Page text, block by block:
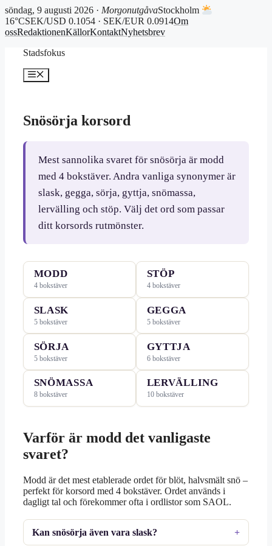
söndag, 9 augusti 2026 · MorgonutgåvaStockholm
16°CSEK/USD 0.1054 · SEK/EUR 0.0914Om
ossRedaktionenKällorKontaktNyhetsbrev
Stadsfokus
Meny
Snösörja korsord
Mest sannolika svaret för snösörja är modd
med 4 bokstäver. Andra vanliga synonymer är
slask, gegga, sörja, gyttja, snömassa,
lervälling och stöp. Välj det ord som passar
ditt korsords rutmönster.
MODD
4 bokstäver
STÖP
4 bokstäver
SLASK
5 bokstäver
GEGGA
5 bokstäver
SÖRJA
5 bokstäver
GYTTJA
6 bokstäver
SNÖMASSA
8 bokstäver
LERVÄLLING
10 bokstäver
Varför är modd det vanligaste
svaret?
Modd är det mest etablerade ordet för blöt, halvsmält snö –
perfekt för korsord med 4 bokstäver. Ordet används i
dagligt tal och förekommer ofta i ordlistor som SAOL.
Kan snösörja även vara slask?